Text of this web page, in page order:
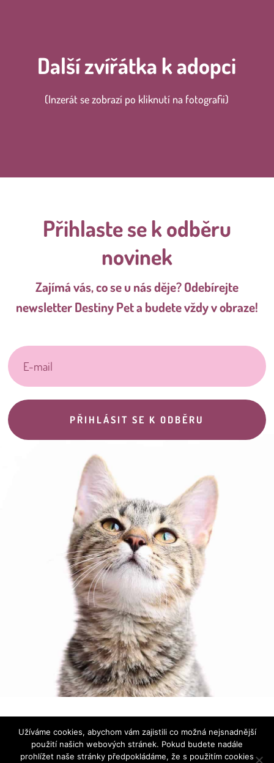
Další zvířátka k adopci
(Inzerát se zobrazí po kliknutí na fotografii)
Přihlaste se k odběru
novinek
Zajímá vás, co se u nás děje? Odebírejte
newsletter Destiny Pet a budete vždy v obraze!
PŘIHLÁSIT SE K ODBĚRU
osobních údajů
Užíváme cookies, abychom vám zajistili co možná nejsnadnější
použití našich webových stránek. Pokud budete nadále
prohlížet naše stránky předpokládáme, že s použitím cookies